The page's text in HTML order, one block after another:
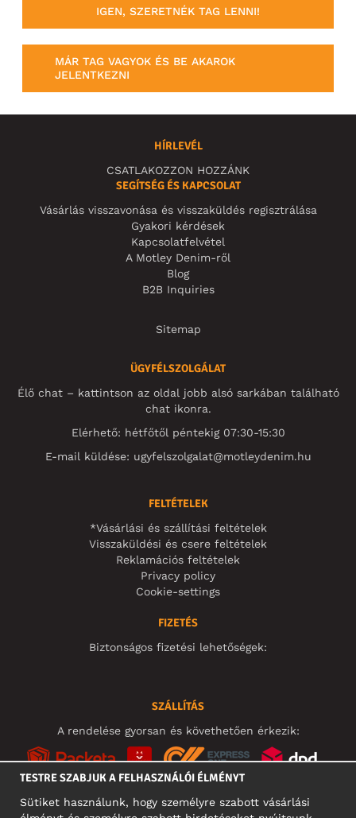
IGEN, SZERETNÉK TAG LENNI!
MÁR TAG VAGYOK ÉS BE AKAROK
JELENTKEZNI
HÍRLEVÉL
CSATLAKOZZON HOZZÁNK
SEGÍTSÉG ÉS KAPCSOLAT
Vásárlás visszavonása és visszaküldés regisztrálása
Gyakori kérdések
Kapcsolatfelvétel
A Motley Denim-ről
Blog
B2B Inquiries
Sitemap
ÜGYFÉLSZOLGÁLAT
Élő chat – kattintson az oldal jobb alsó sarkában található
chat ikonra.
Elérhető: hétfőtől péntekig 07:30-15:30
E-mail küldése: ugyfelszolgalat@motleydenim.hu
FELTÉTELEK
*Vásárlási és szállítási feltételek
Visszaküldési és csere feltételek
Reklamációs feltételek
Privacy policy
Cookie-settings
FIZETÉS
Biztonságos fizetési lehetőségek:
SZÁLLÍTÁS
A rendelése gyorsan és követhetően érkezik:
TESTRE SZABJUK A FELHASZNÁLÓI ÉLMÉNYT
Sütiket használunk, hogy személyre szabott vásárlási